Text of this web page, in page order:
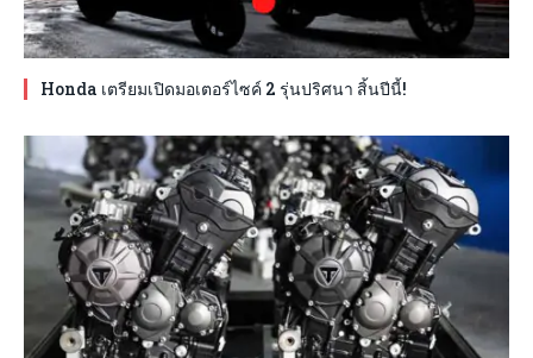
Honda เตรียมเปิดมอเตอร์ไซค์ 2 รุ่นปริศนา สิ้นปีนี้!